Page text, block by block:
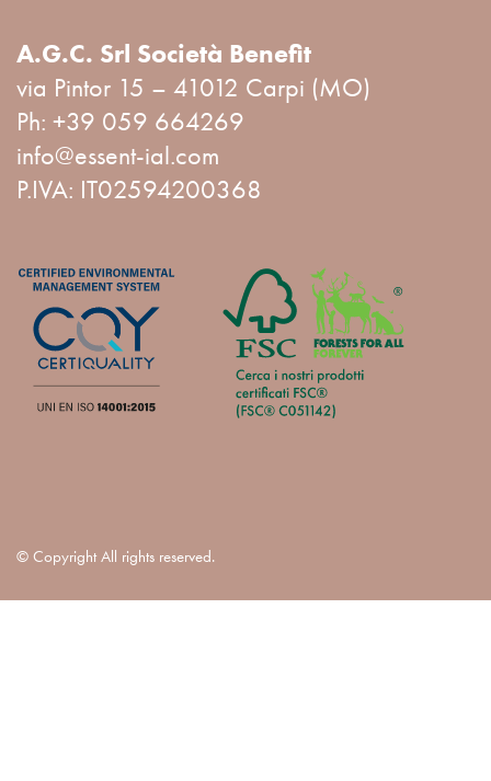
A.G.C. Srl Società Benefit
via Pintor 15 – 41012 Carpi (MO)
Ph: +39 059 664269
info@essent-ial.com
P.IVA: IT02594200368
© Copyright All rights reserved.